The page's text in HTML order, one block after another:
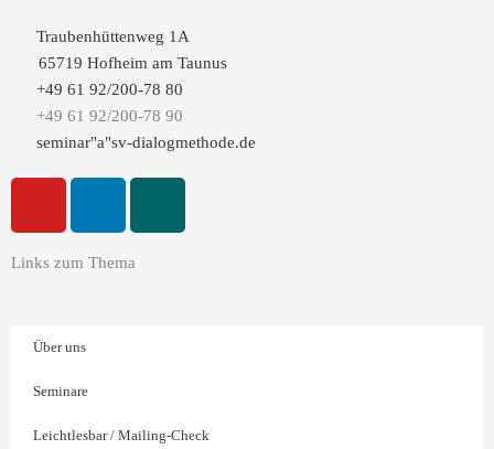
Traubenhüttenweg 1A
65719 Hofheim am Taunus
+49 61 92/200-78 80
+49 61 92/200-78 90
seminar"a"sv-dialogmethode.de
t
e
k
i
Links zum Thema
Über uns
Seminare
Leichtlesbar / Mailing-Check